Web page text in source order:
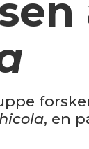
, en